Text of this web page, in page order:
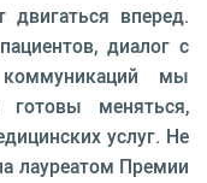
двигаться вперед.
диалог с
мы
меняться,
услуг. Не
лауреатом Премии